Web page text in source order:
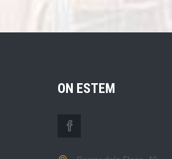
ON ESTEM